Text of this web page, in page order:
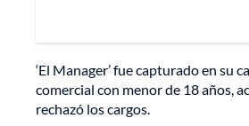
‘El Manager’ fue capturado en su
comercial con menor de 18 años,
rechazó los cargos.